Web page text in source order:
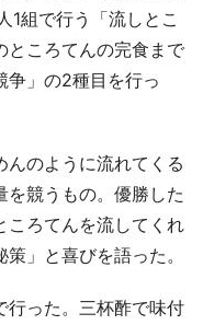
1組で行う「流しとこ
ところてんの完食まで
争」の2種目を行っ
のように流れてくる
を競うもの。優勝した
ころてんを流してくれ
」と喜びを語った。
った。三杯酢で味付